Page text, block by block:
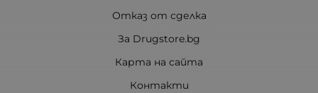
Отказ от сделка
За Drugstore.bg
Карта на сайта
Контакти